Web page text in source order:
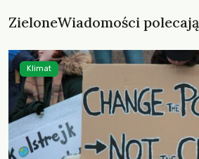
ZieloneWiadomości polecają
Klimat